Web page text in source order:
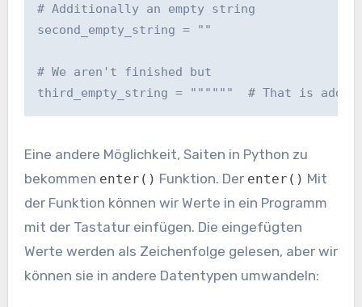
# Additionally an empty string
second_empty_string = ""
# We aren't finished but
third_empty_string = """"""  # That is
Eine andere Möglichkeit, Saiten in Python zu
bekommen enter() Funktion. Der enter() Mit
der Funktion können wir Werte in ein Programm
mit der Tastatur einfügen. Die eingefügten
Werte werden als Zeichenfolge gelesen, aber wir
können sie in andere Datentypen umwandeln: